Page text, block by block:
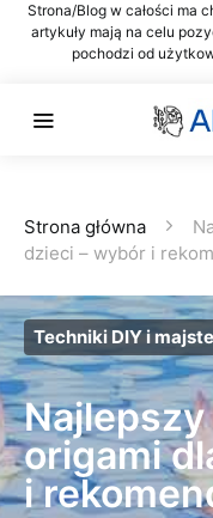
Strona/Blog w całości ma
artykuły mają na celu
pochodzi od
Strona główna
dzieci – wybór i
Techniki DIY i
origami
i